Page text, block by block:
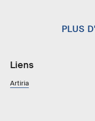
PLUS
Liens
Artiria